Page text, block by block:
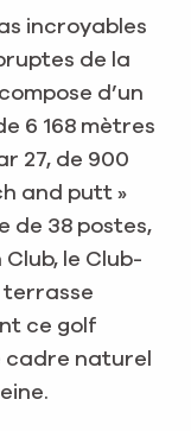
incroyables
de la
d’un
6 168 mètres
27, de 900
and putt »
de 38 postes,
le Club-
terrasse
ce golf
naturel